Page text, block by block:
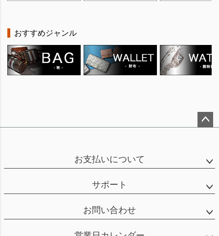
おすすめジャンル
お支払いについて
サポート
お問い合わせ